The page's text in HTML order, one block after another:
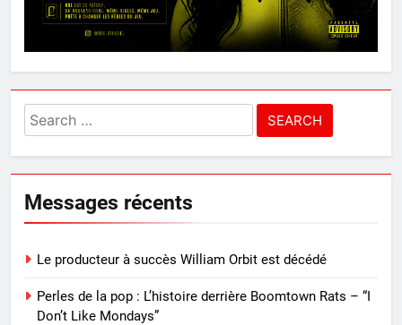
Search
for:
Messages récents
Le producteur à succès William Orbit est décédé
Perles de la pop : L’histoire derrière Boomtown Rats – “I
Don’t Like Mondays”